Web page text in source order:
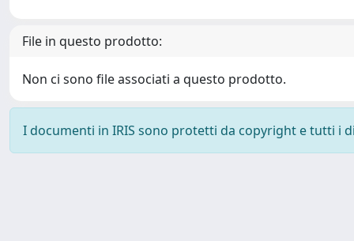
File in questo prodotto:
Non ci sono file associati a questo prodotto.
I documenti in IRIS sono protetti da copyright e tutti i